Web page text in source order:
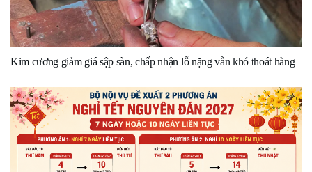
Kim cương giảm giá sập sàn, chấp nhận lỗ nặng vẫn khó thoát hàng